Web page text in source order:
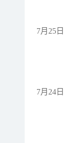
7月25日
7月24日